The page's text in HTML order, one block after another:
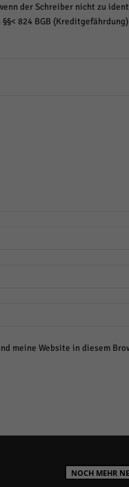
der Schreiber nicht zu
824 BGB
meine Website in diesem
NOCH MEHR